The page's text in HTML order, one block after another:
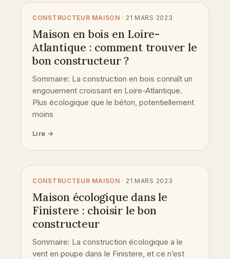
CONSTRUCTEUR MAISON · 21 MARS 2023
Maison en bois en Loire-
Atlantique : comment trouver le
bon constructeur ?
Sommaire: La construction en bois connaît un
engouement croissant en Loire-Atlantique.
Plus écologique que le béton, potentiellement
moins
Lire →
CONSTRUCTEUR MAISON · 21 MARS 2023
Maison écologique dans le
Finistere : choisir le bon
constructeur
Sommaire: La construction écologique a le
vent en poupe dans le Finistere, et ce n’est